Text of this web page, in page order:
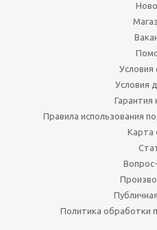
Условия
Условия
Гарантия
Правила использования
Карта
Политика обработки